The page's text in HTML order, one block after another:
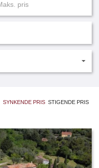
SYNKENDE PRIS STIGENDE PRIS